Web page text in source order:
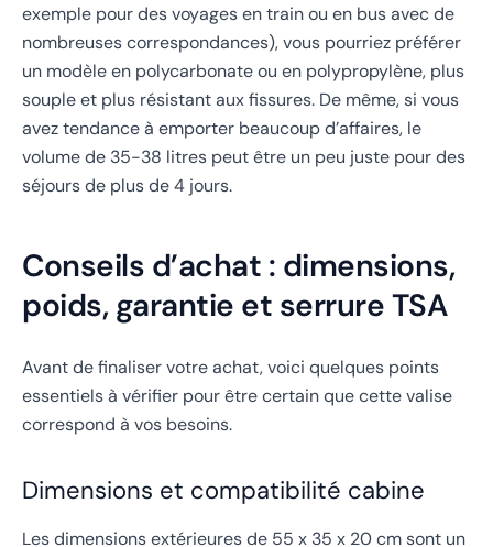
exemple pour des voyages en train ou en bus avec de
nombreuses correspondances), vous pourriez préférer
un modèle en polycarbonate ou en polypropylène, plus
souple et plus résistant aux fissures. De même, si vous
avez tendance à emporter beaucoup d’affaires, le
volume de 35-38 litres peut être un peu juste pour des
séjours de plus de 4 jours.
Conseils d’achat : dimensions,
poids, garantie et serrure TSA
Avant de finaliser votre achat, voici quelques points
essentiels à vérifier pour être certain que cette valise
correspond à vos besoins.
Dimensions et compatibilité cabine
Les dimensions extérieures de 55 x 35 x 20 cm sont un